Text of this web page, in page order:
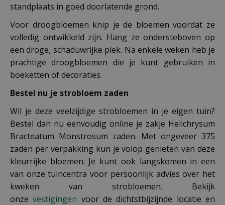
standplaats in goed doorlatende grond.
Voor droogbloemen knip je de bloemen voordat ze
volledig ontwikkeld zijn. Hang ze ondersteboven op
een droge, schaduwrijke plek. Na enkele weken heb je
prachtige droogbloemen die je kunt gebruiken in
boeketten of decoraties.
Bestel nu je strobloem zaden
Wil je deze veelzijdige strobloemen in je eigen tuin?
Bestel dan nu eenvoudig online je zakje Helichrysum
Bracteatum Monstrosum zaden. Met ongeveer 375
zaden per verpakking kun je volop genieten van deze
kleurrijke bloemen. Je kunt ook langskomen in een
van onze tuincentra voor persoonlijk advies over het
kweken van strobloemen. Bekijk
onzevestigingen voor de dichtstbijzijnde locatie en